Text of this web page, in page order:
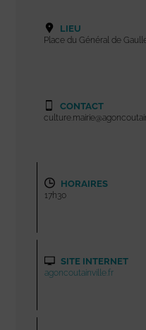
LIEU
Place du Général de
CONTACT
HORAIRES
17h30
SITE INTERNET
agoncoutainville.fr